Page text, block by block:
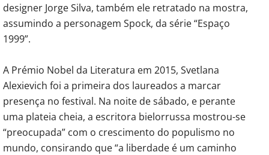
designer Jorge Silva, também ele retratado na mostra,
assumindo a personagem Spock, da série “Espaço
1999”.
A Prémio Nobel da Literatura em 2015, Svetlana
Alexievich foi a primeira dos laureados a marcar
presença no festival. Na noite de sábado, e perante
uma plateia cheia, a escritora bielorrussa mostrou-se
“preocupada” com o crescimento do populismo no
mundo, consirando que “a liberdade é um caminho